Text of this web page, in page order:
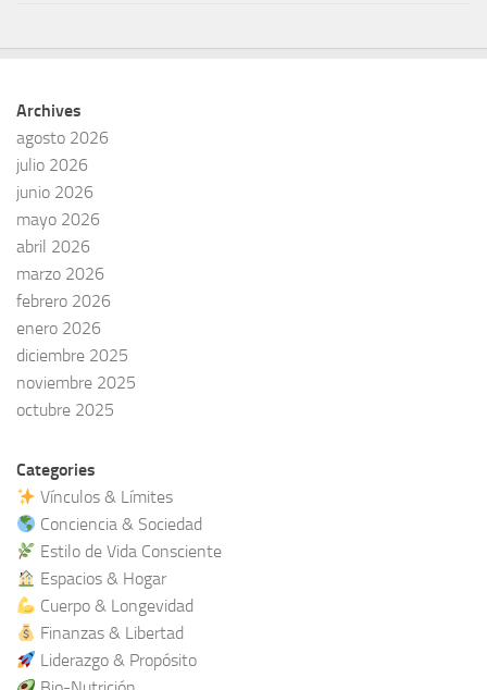
Archives
agosto 2026
julio 2026
junio 2026
mayo 2026
abril 2026
marzo 2026
febrero 2026
enero 2026
diciembre 2025
noviembre 2025
octubre 2025
Categories
Vínculos & Límites
Conciencia & Sociedad
Estilo de Vida Consciente
Espacios & Hogar
Cuerpo & Longevidad
Finanzas & Libertad
Liderazgo & Propósito